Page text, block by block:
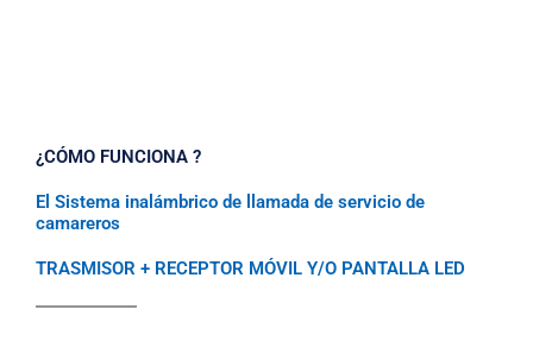
¿CÓMO FUNCIONA ?
El Sistema inalámbrico de llamada de servicio de
camareros
TRASMISOR + RECEPTOR MÓVIL Y/O PANTALLA LED